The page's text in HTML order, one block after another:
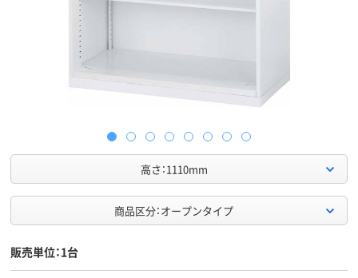
高さ：1110mm
商品区分：オープンタイプ
販売単位：1台